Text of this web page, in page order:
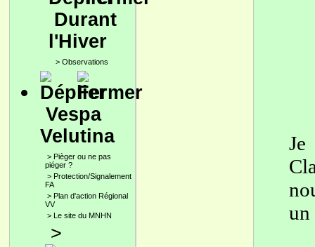
Durant
l'Hiver
> Observations
Vespa
Velutina
> Pièger ou ne pas
piéger ?
> Protection/Signalement
FA
> Plan d'action Régional
VV
> Le site du MNHN
>
un